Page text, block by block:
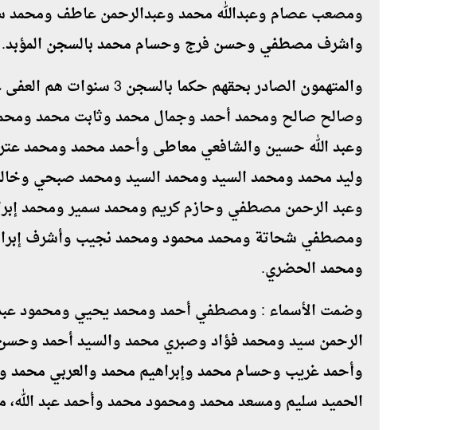
ومصعب عصام وعبدالله محمد وعبدالرحمن عاطف ومحمد
واشرف مصطفي وحسن فرج وحسام محمد بالسجن المؤبد.
والمتهمون الصادر بحقهم
وصالح صالح ومحمد أحمد وجمال محمد وثابت محمد
وعبد الله حسين والشافعي معاطى وأحمد محمد ومحمد
وليد محمد ومحمد السيد ومحمد السيد ومحمد صبحي
وعبد الرحمن مصطفي وحازم كريم ومحمد سمير ومحمد
ومصطفي شحاتة ومحمد محمود ومحمد نجيب وأشرف
ومحمد الحضري.
وضمت الأسماء : ومصطفي أحمد ومحمد يحيي ومحمود عبد
الرحمن سيد ومحمد فؤاد وصبري محمد والسيد أحمد
وأحمد غريب وحسام محمد وإبراهيم محمد والعربي محمد
الحميد سليم ومسعد محمد ومحمود محمد وأحمد عبد